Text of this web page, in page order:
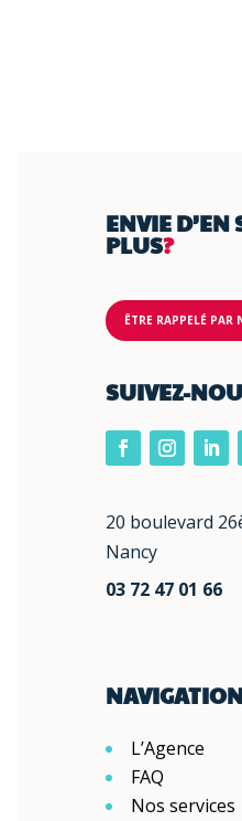
ENVIE D’EN
PLUS?
ÊTRE RAPPELÉ PAR
SUIVEZ-
20 boulevard
Nancy
03 72 47 01 66
L’Agence
FAQ
Nos services